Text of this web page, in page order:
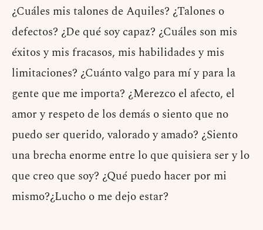
¿Cuáles mis talones de Aquiles? ¿Talones o
defectos? ¿De qué soy capaz? ¿Cuáles son mis
éxitos y mis fracasos, mis habilidades y mis
limitaciones? ¿Cuánto valgo para mí y para la
gente que me importa? ¿Merezco el afecto, el
amor y respeto de los demás o siento que no
puedo ser querido, valorado y amado? ¿Siento
una brecha enorme entre lo que quisiera ser y lo
que creo que soy? ¿Qué puedo hacer por mi
mismo?¿Lucho o me dejo estar?